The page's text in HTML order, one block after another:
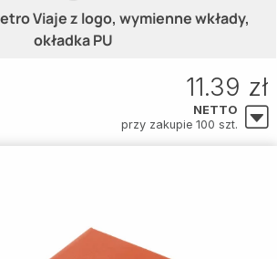
Viaje z logo, wymienne wkłady,
okładka PU
11.39 zł
NETTO
przy zakupie 100 szt.